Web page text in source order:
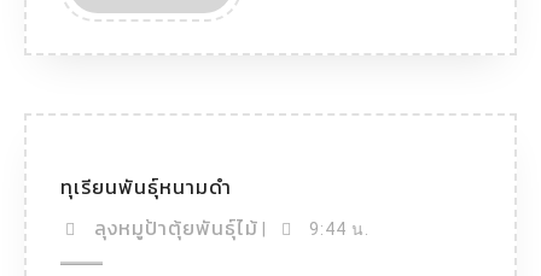
ทุเรียนพันธุ์หนามดำ
ลุงหมูป้าตุ้ยพันธุ์ไม้
9:44 น.